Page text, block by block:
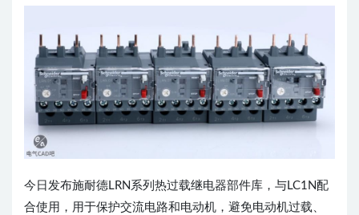
今日发布施耐德LRN系列热过载继电器部件库，与LC1N配
合使用，用于保护交流电路和电动机，避免电动机过载、